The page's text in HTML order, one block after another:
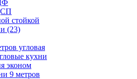
стойкой
(23)
угловая
кухни
эконом
9 метров